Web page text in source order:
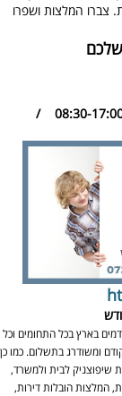
המלצות ושפרו
ראשון עד חמישי בין השעות 08:30-17:00 /
בארץ בכל התחומים וכל
ומשודרג בתשלום. כמו כן
שיפוצניק לבית ולמשרד,
המלצות הובלות דירות,